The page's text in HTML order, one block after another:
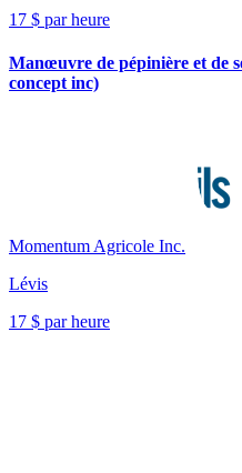
17 $ par heure
Manœuvre de pépinière et de
concept inc)
Momentum Agricole Inc.
Lévis
17 $ par heure